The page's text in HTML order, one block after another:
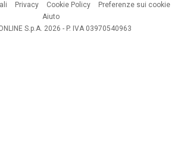
Privacy Cookie Policy
Preferenze sui cookie
Aiuto
S.p.A. 2026 - P. IVA 03970540963